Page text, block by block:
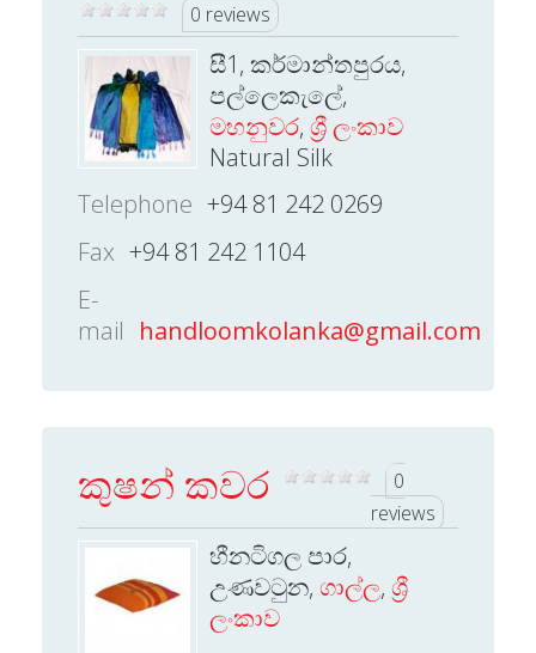
0 reviews
සී1, කර්මාන්තපුරය,
පල්ලෙකැලේ,
මහනුවර, ශ්‍රී ලංකාව
Natural Silk
Telephone +94 81 242 0269
Fax +94 81 242 1104
E-
mail handloomkolanka@gmail.com
කුෂන් කවර
0
reviews
හීනටිගල පාර,
උණවටුන, ගාල්ල, ශ්‍රී
ලංකාව